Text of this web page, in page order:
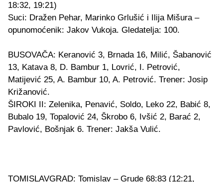
18:32, 19:21)
Suci: Dražen Pehar, Marinko Grlušić i Ilija Mišura –
opunomoćenik: Jakov Vukoja. Gledatelja: 100.
BUSOVAČA: Keranović 3, Brnada 16, Milić, Šabanović
13, Katava 8, D. Bambur 1, Lovrić, I. Petrović,
Matijević 25, A. Bambur 10, A. Petrović. Trener: Josip
Križanović.
ŠIROKI II: Zelenika, Penavić, Soldo, Leko 22, Babić 8,
Bubalo 19, Topalović 24, Škrobo 6, Ivšić 2, Barać 2,
Pavlović, Bošnjak 6. Trener: Jakša Vulić.
TOMISLAVGRAD: Tomislav – Grude 68:83 (12:21,